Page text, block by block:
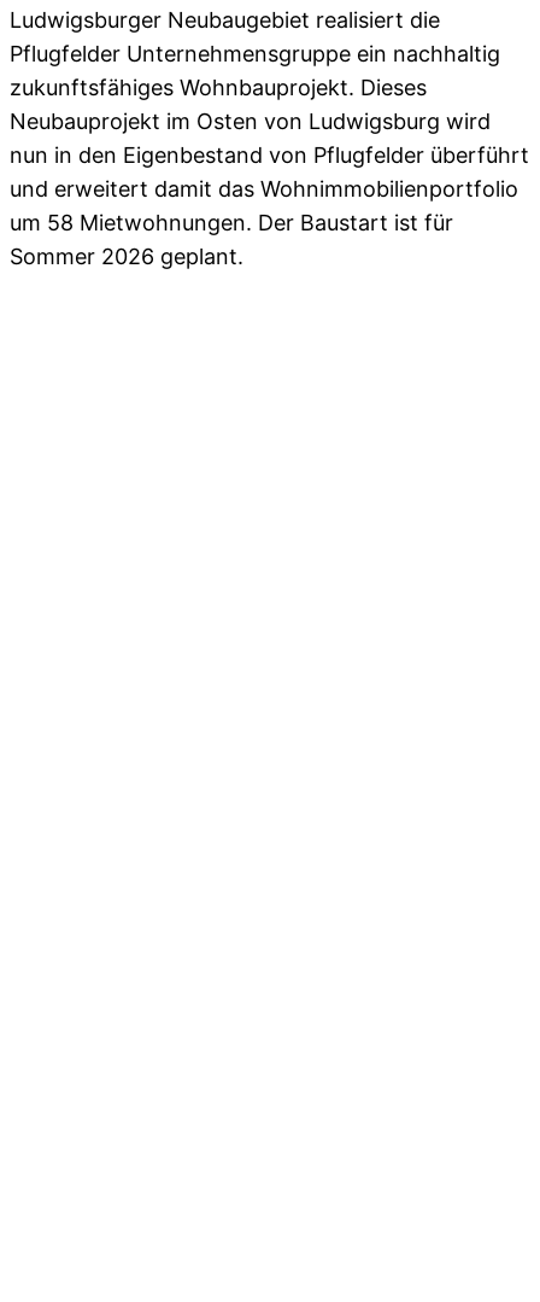
Ludwigsburger Neubaugebiet realisiert die
Pflugfelder Unternehmensgruppe ein nachhaltig
zukunftsfähiges Wohnbauprojekt. Dieses
Neubauprojekt im Osten von Ludwigsburg wird
nun in den Eigenbestand von Pflugfelder überführt
und erweitert damit das Wohnimmobilienportfolio
um 58 Mietwohnungen. Der Baustart ist für
Sommer 2026 geplant.